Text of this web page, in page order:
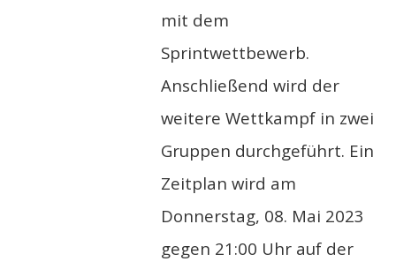
mit dem
Sprintwettbewerb.
Anschließend wird der
weitere Wettkampf in zwei
Gruppen durchgeführt. Ein
Zeitplan wird am
Donnerstag, 08. Mai 2023
gegen 21:00 Uhr auf der